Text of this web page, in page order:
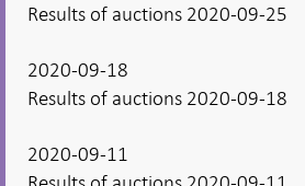
Results of auctions 2020-09-25
2020-09-18
Results of auctions 2020-09-18
2020-09-11